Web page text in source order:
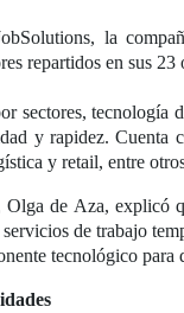
la
repartidos en sus
sectores,
y rapidez. Cuenta
y retail, entre
de Aza, explicó
servicios de trabajo
tecnológico para